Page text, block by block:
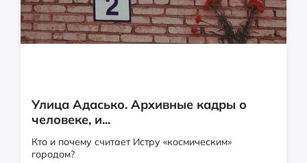
Улица Адасько. Архивные кадры о
человеке, и...
Кто и почему считает Истру «космическим»
городом?